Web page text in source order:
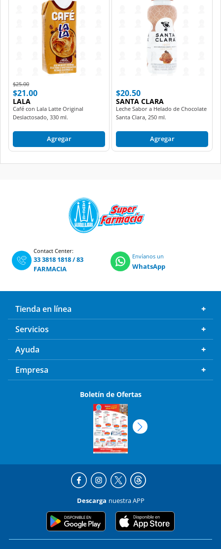
Price reduced from
$25.00to
$21.00
LALA
Café con Lala Latte Original
Deslactosado, 330 ml.
Agregar
$20.50
SANTA CLARA
Leche Sabor a Helado de Chocolate
Santa Clara, 250 ml.
Agregar
Contact Center:
33 3818 1818/83
FARMACIA
Envíanos un
WhatsApp
Tienda en línea
Servicios
Ayuda
Empresa
Boletín de Ofertas
Descarga nuestra APP